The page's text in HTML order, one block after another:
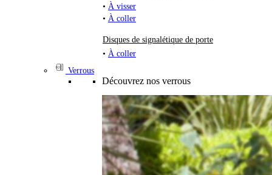
• À visser
• À coller
Disques de signalétique de porte
• À coller
Verrous
Découvrez nos verrous